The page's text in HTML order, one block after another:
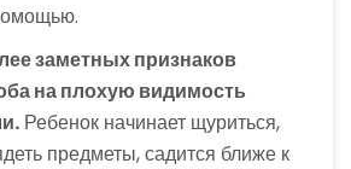
заметных признаков
на плохую видимость
Ребенок начинает щуриться,
предметы, садится ближе к